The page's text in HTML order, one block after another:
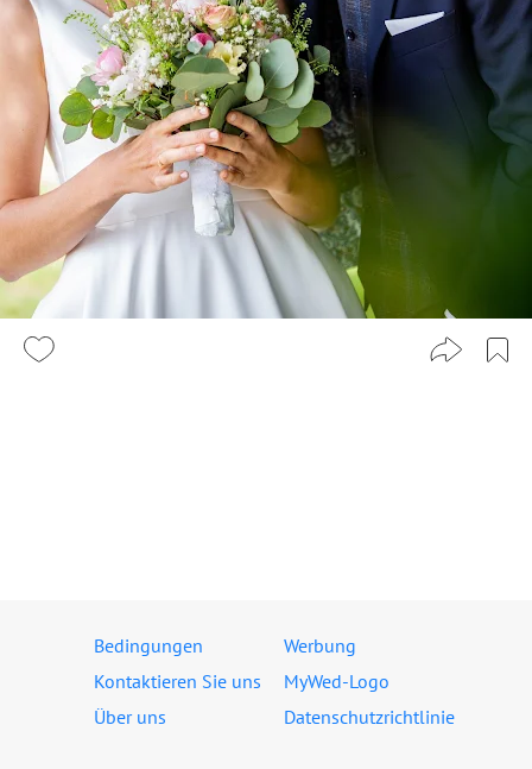
Bedingungen
Werbung
Kontaktieren Sie uns
MyWed-Logo
Über uns
Datenschutzrichtlinie